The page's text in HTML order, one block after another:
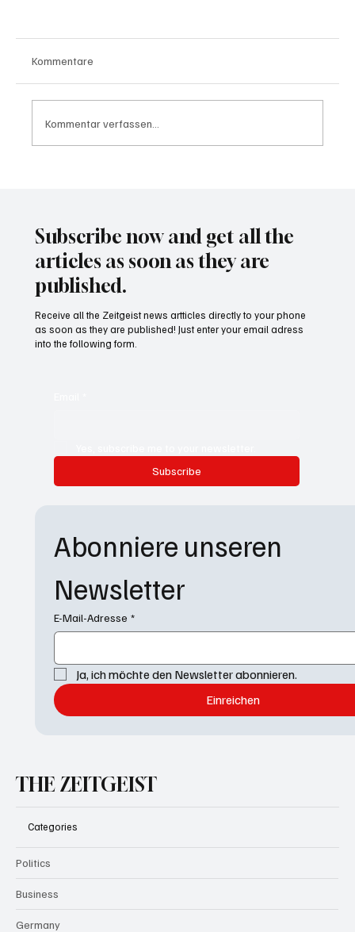
Kommentare
Kommentar verfassen...
Subscribe now and get all the
articles as soon as they are
published.
Subscribe
Receive all the Zeitgeist news artticles directly to your phone
as soon as they are published! Just enter your email adress
into the following form.
Abonniere unseren
Newsletter
E-Mail-Adresse *
Ja, ich möchte den Newsletter abonnieren.
Einreichen
THE ZEITGEIST
Categories
Politics
Business
Germany